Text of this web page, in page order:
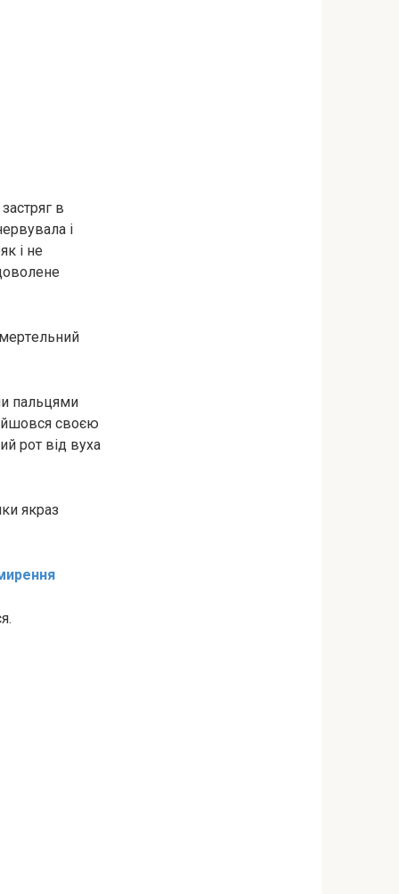
в
і
і не
пальцями
своєю
рот від вуха
якраз